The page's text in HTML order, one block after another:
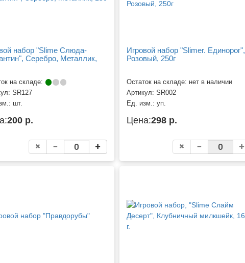
набор "Slime Слюда-
Серебро, Металлик,
на складе:
SR127
шт.
200 р.
Игровой набор "Slimer. Единорог",
Розовый, 250г
Остаток на складе: нет в наличии
Артикул: SR002
Ед. изм.: уп.
Цена:298 р.